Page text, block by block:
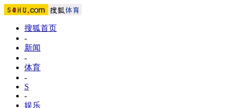
搜狐首页
-
新闻
-
体育
-
S
-
娱乐